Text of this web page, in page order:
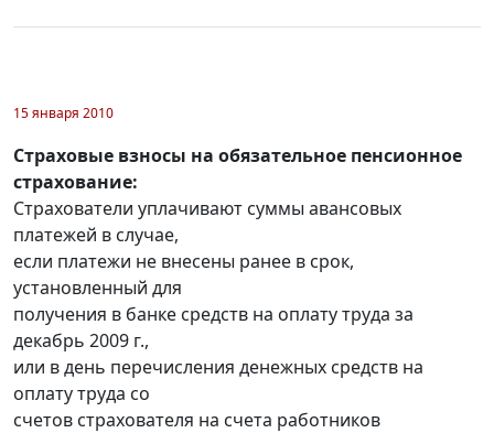
15 января 2010
Страховые взносы на обязательное пенсионное
страхование:
Страхователи уплачивают суммы авансовых
платежей в случае,
если платежи не внесены ранее в срок,
установленный для
получения в банке средств на оплату труда за
декабрь 2009 г.,
или в день перечисления денежных средств на
оплату труда со
счетов страхователя на счета работников